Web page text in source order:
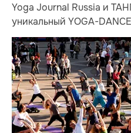
Yoga Journal Russia и
уникальный YOGA-